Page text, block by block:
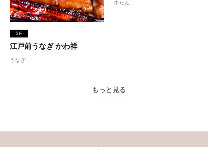
5F
江戸前うなぎ かわ祥
うなぎ
牛たん
もっと見る